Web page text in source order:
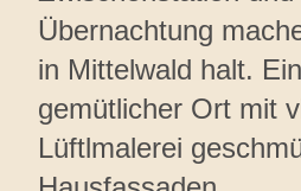
Übernachtung
in Mittelwald halt.
gemütlicher Ort mit
Lüftlmalerei